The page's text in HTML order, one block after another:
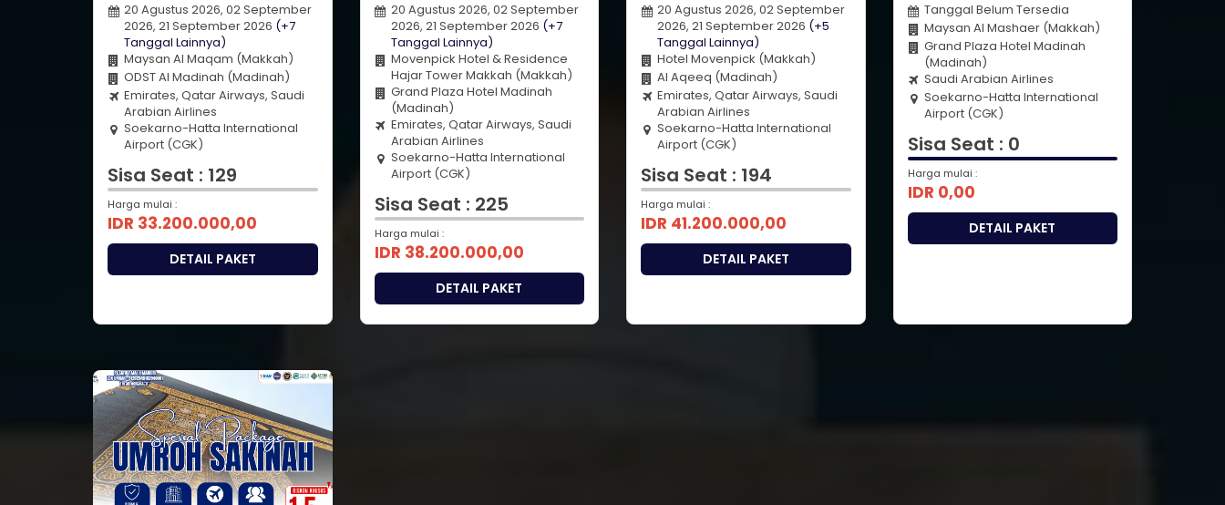
20 Agustus 2026, 02 September
2026, 21 September 2026 (+7
Tanggal Lainnya)
Maysan Al Maqam (Makkah)
ODST Al Madinah (Madinah)
Emirates, Qatar Airways, Saudi
Arabian Airlines
Soekarno-Hatta International
Airport (CGK)
Sisa Seat : 129
Harga mulai :
IDR 33.200.000,00
DETAIL PAKET
20 Agustus 2026, 02 September
2026, 21 September 2026 (+7
Tanggal Lainnya)
Movenpick Hotel & Residence
Hajar Tower Makkah (Makkah)
Grand Plaza Hotel Madinah
(Madinah)
Emirates, Qatar Airways, Saudi
Arabian Airlines
Soekarno-Hatta International
Airport (CGK)
Sisa Seat : 225
Harga mulai :
IDR 38.200.000,00
DETAIL PAKET
20 Agustus 2026, 02 September
2026, 21 September 2026 (+5
Tanggal Lainnya)
Hotel Movenpick (Makkah)
Al Aqeeq (Madinah)
Emirates, Qatar Airways, Saudi
Arabian Airlines
Soekarno-Hatta International
Airport (CGK)
Sisa Seat : 194
Harga mulai :
IDR 41.200.000,00
DETAIL PAKET
Tanggal Belum Tersedia
Maysan Al Mashaer (Makkah)
Grand Plaza Hotel Madinah
(Madinah)
Saudi Arabian Airlines
Soekarno-Hatta International
Airport (CGK)
Sisa Seat : 0
Harga mulai :
IDR 0,00
DETAIL PAKET